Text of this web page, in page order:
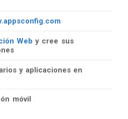
Weby cree sus
y aplicaciones en
móvil .